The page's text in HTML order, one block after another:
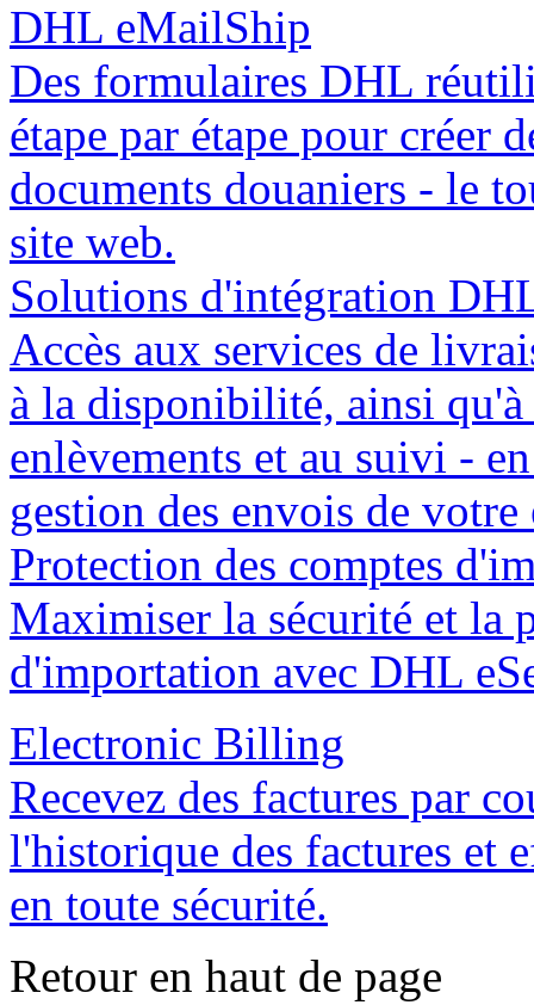
DHL eMailShip
Des formulaires DHL
étape par étape pour créer
documents douaniers - le
site web.
Solutions d'intégration
Accès aux services de
à la disponibilité, ainsi
enlèvements et au suivi -
gestion des envois de votre
Protection des comptes
Maximiser la sécurité et la
d'importation avec DHL
Electronic Billing
Recevez des factures par
l'historique des factures et
en toute sécurité.
Retour en haut de page